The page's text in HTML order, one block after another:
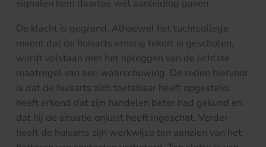
signalen hem daartoe wel aanleiding gaven.
De klacht is gegrond. Alhoewel het tuchtcollege
meent dat de huisarts ernstig tekort is geschoten,
wordt volstaan met het opleggen van de lichtste
maatregel van een waarschuwing. De reden hiervoor
is dat de huisarts zich toetsbaar heeft opgesteld,
heeft erkend dat zijn handelen beter had gekund en
dat hij de situatie onjuist heeft ingeschat. Verder
heeft de huisarts zijn werkwijze ten aanzien van het